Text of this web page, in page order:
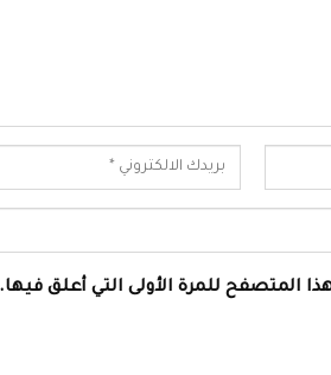
المتصفح للمرة الأولى التي أعلق فيها.